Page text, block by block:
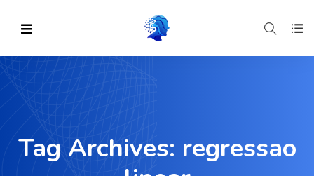
Tag Archives: regressao